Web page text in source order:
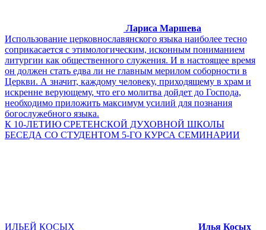
Лариса Маршева
Использование церковнославянского языка наиболее тесно
соприкасается с этимологическим, исконным пониманием
литургии как общественного служения. И в настоящее время
он должен стать едва ли не главным мерилом соборности в
Церкви. А значит, каждому человеку, приходящему в храм и
искренне верующему, что его молитва дойдет до Господа,
необходимо приложить максимум усилий для познания
богослужебного языка.
К 10-ЛЕТИЮ СРЕТЕНСКОЙ ДУХОВНОЙ ШКОЛЫ
БЕСЕДА СО СТУДЕНТОМ 5-ГО КУРСА СЕМИНАРИИ
ИЛЬЕЙ КОСЫХ
Илья Косых